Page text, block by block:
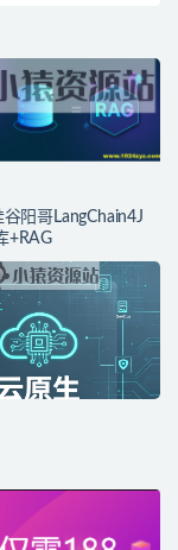
阳哥LangChain4J
+RAG